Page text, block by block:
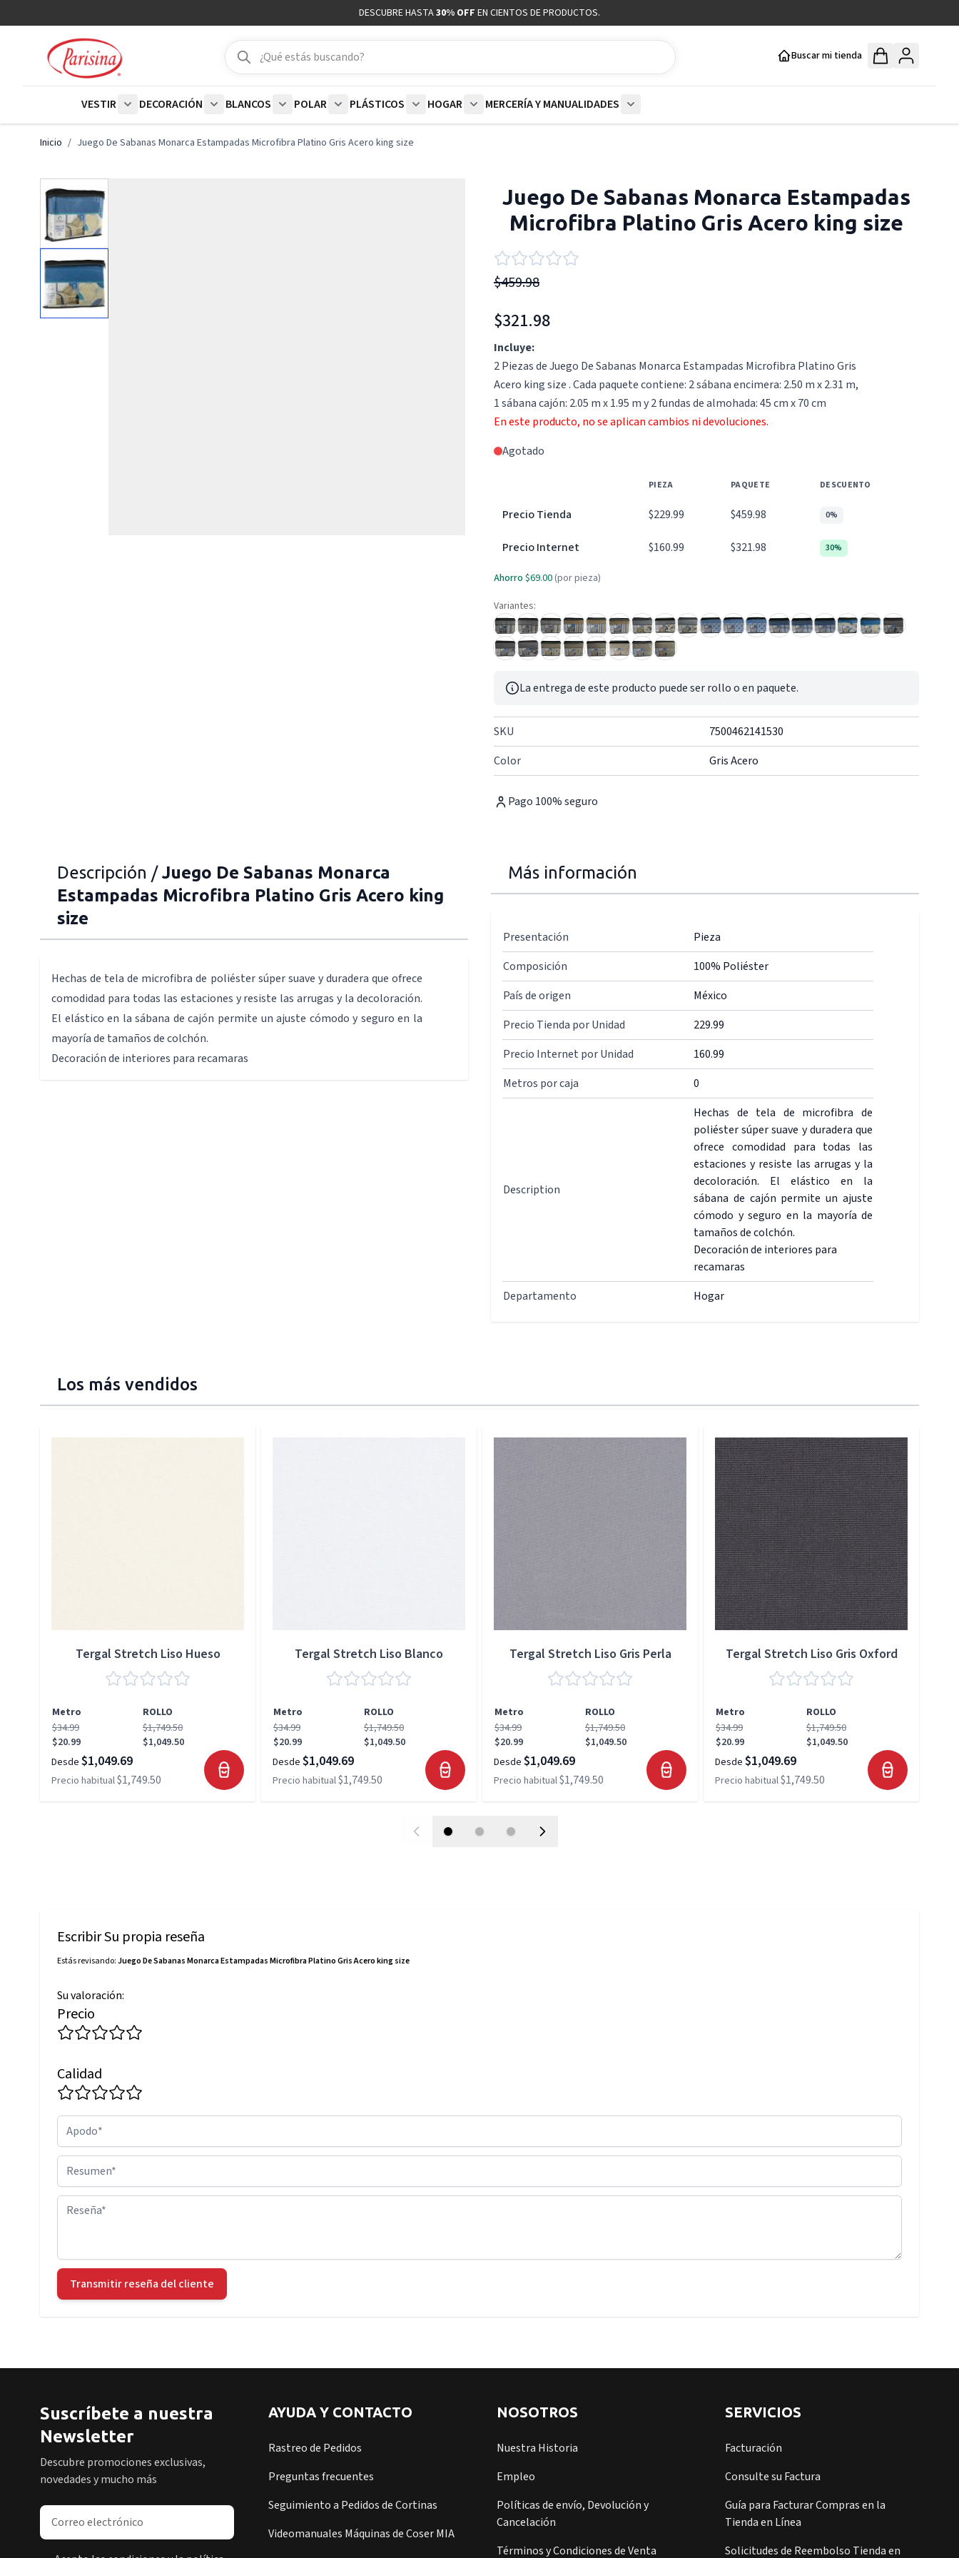
DESCUBRE HASTA30% OFF EN CIENTOS DE PRODUCTOS.
Buscar
Buscar
Buscar mi tienda
VESTIR
DECORACIÓN
BLANCOS
POLAR
PLÁSTICOS
HOGAR
MERCERÍA Y MANUALIDADES
Inicio / Juego De Sabanas Monarca Estampadas Microfibra Platino Gris Acero king size
Juego De Sabanas Monarca Estampadas
Microfibra Platino Gris Acero king size
$459.98
$321.98
Incluye:
2 Piezas de Juego De Sabanas Monarca Estampadas Microfibra Platino Gris
Acero king size . Cada paquete contiene: 2 sábana encimera: 2.50 m x 2.31 m,
1 sábana cajón: 2.05 m x 1.95 m y 2 fundas de almohada: 45 cm x 70 cm
En este producto, no se aplican cambios ni devoluciones.
Agotado
PIEZA PAQUETE DESCUENTO
Precio Tienda $229.99 $459.98 0%
Precio Internet $160.99 $321.98 30%
Ahorro $69.00 (por pieza)
Variantes:
La entrega de este producto puede ser rollo o en paquete.
SKU
7500462141530
Color
Gris Acero
Pago 100% seguro
Descripción /Juego De Sabanas Monarca
Estampadas Microfibra Platino Gris Acero king
size
Hechas de tela de microfibra de poliéster súper suave y duradera que ofrece
comodidad para todas las estaciones y resiste las arrugas y la decoloración.
El elástico en la sábana de cajón permite un ajuste cómodo y seguro en la
mayoría de tamaños de colchón.
Decoración de interiores para recamaras
Más información
Presentación
Pieza
Composición
100% Poliéster
País de origen
México
Precio Tienda por Unidad
229.99
Precio Internet por Unidad
160.99
Metros por caja
0
Description
Hechas de tela de microfibra de
poliéster súper suave y duradera que
ofrece comodidad para todas las
estaciones y resiste las arrugas y la
decoloración. El elástico en la
sábana de cajón permite un ajuste
cómodo y seguro en la mayoría de
tamaños de colchón.
Decoración de interiores para
recamaras
Departamento
Hogar
Los más vendidos
Tergal Stretch Liso Hueso
Metro
ROLLO
$34.99
$20.99
$1,749.50
$1,049.50
Desde $1,049.69
Precio habitual$1,749.50
Tergal Stretch Liso Blanco
Metro
ROLLO
$34.99
$20.99
$1,749.50
$1,049.50
Desde $1,049.69
Precio habitual$1,749.50
Tergal Stretch Liso Gris Perla
Metro
ROLLO
$34.99
$20.99
$1,749.50
$1,049.50
Desde $1,049.69
Precio habitual$1,749.50
Tergal Stretch Liso Gris Oxford
Metro
ROLLO
$34.99
$20.99
$1,749.50
$1,049.50
Desde $1,049.69
Precio habitual$1,749.50
Escribir Su propia reseña
Estás revisando:Juego De Sabanas Monarca Estampadas Microfibra Platino Gris Acero king size
Su valoración:
Precio
Calidad
Apodo
Resumen
Reseña
Transmitir reseña del cliente
Suscríbete a nuestra
Newsletter
Descubre promociones exclusivas,
novedades y mucho más
Dirección de correo electrónico
AYUDA Y CONTACTO
Rastreo de Pedidos
Preguntas frecuentes
Seguimiento a Pedidos de Cortinas
Videomanuales Máquinas de Coser MIA
NOSOTROS
Nuestra Historia
Empleo
Políticas de envío, Devolución y
Cancelación
Términos y Condiciones de Venta
SERVICIOS
Facturación
Consulte su Factura
Guía para Facturar Compras en la
Tienda en Línea
Solicitudes de Reembolso Tienda en